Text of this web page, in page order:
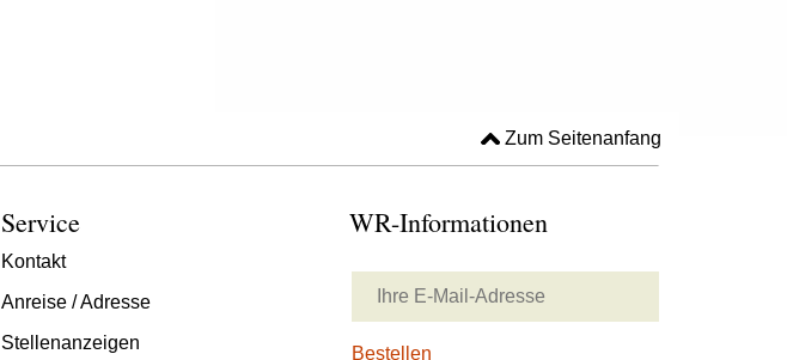
Zum Seitenanfang
Service
Kontakt
Anreise / Adresse
Stellenanzeigen
WR-Informationen